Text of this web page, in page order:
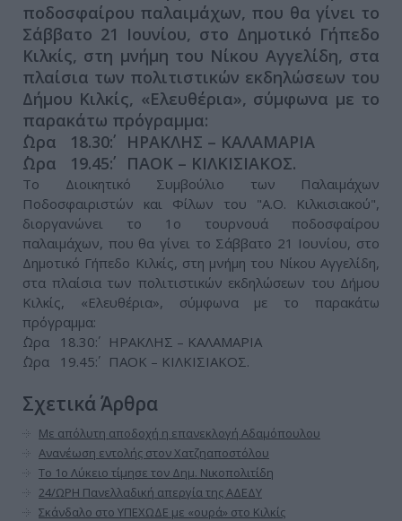
ποδοσφαίρου παλαιμάχων, που θα γίνει το
Σάββατο 21 Ιουνίου, στο Δημοτικό Γήπεδο
Κιλκίς, στη μνήμη του Νίκου Αγγελίδη, στα
πλαίσια των πολιτιστικών εκδηλώσεων του
Δήμου Κιλκίς, «Ελευθέρια», σύμφωνα με το
παρακάτω πρόγραμμα:
΄Ωρα 18.30΄: ΗΡΑΚΛΗΣ – ΚΑΛΑΜΑΡΙΑ
΄Ωρα 19.45΄: ΠΑΟΚ – ΚΙΛΚΙΣΙΑΚΟΣ.
Το Διοικητικό Συμβούλιο των Παλαιμάχων
Ποδοσφαιριστών και Φίλων του "Α.Ο. Κιλκισιακού",
διοργανώνει το 1ο τουρνουά ποδοσφαίρου
παλαιμάχων, που θα γίνει το Σάββατο 21 Ιουνίου, στο
Δημοτικό Γήπεδο Κιλκίς, στη μνήμη του Νίκου Αγγελίδη,
στα πλαίσια των πολιτιστικών εκδηλώσεων του Δήμου
Κιλκίς, «Ελευθέρια», σύμφωνα με το παρακάτω
πρόγραμμα:
΄Ωρα 18.30΄: ΗΡΑΚΛΗΣ – ΚΑΛΑΜΑΡΙΑ
΄Ωρα 19.45΄: ΠΑΟΚ – ΚΙΛΚΙΣΙΑΚΟΣ.
Σχετικά Άρθρα
Με απόλυτη αποδοχή η επανεκλογή Αδαμόπουλου
Ανανέωση εντολής στον Χατζηαποστόλου
Το 1ο Λύκειο τίμησε τον Δημ. Νικοπολιτίδη
24/ΩΡΗ Πανελλαδική απεργία της ΑΔΕΔΥ
Σκάνδαλο στο ΥΠΕΧΩΔΕ με «ουρά» στο Κιλκίς